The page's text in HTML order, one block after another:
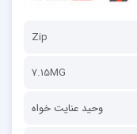
Zip
7.15MG
وحید عنایت خواه